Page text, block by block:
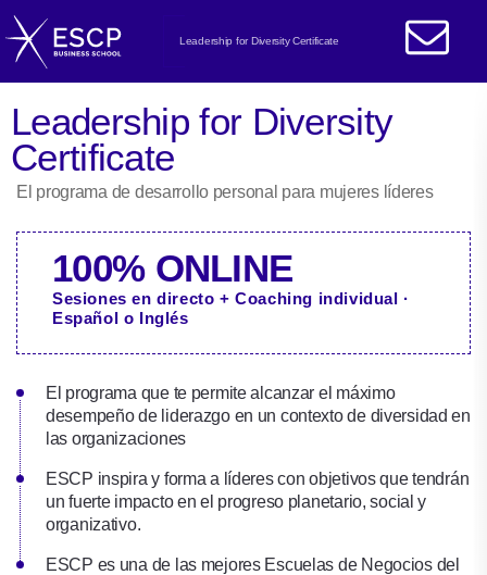
Leadership for Diversity Certificate
Leadership for Diversity
Certificate
El programa de desarrollo personal para mujeres líderes
100% ONLINE
Sesiones en directo + Coaching individual ·
Español o Inglés
El programa que te permite alcanzar el máximo
desempeño de liderazgo en un contexto de diversidad en
las organizaciones
ESCP inspira y forma a líderes con objetivos que tendrán
un fuerte impacto en el progreso planetario, social y
organizativo.
ESCP es una de las mejores Escuelas de Negocios del